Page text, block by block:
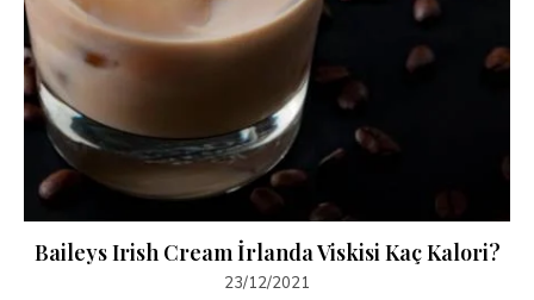
Baileys Irish Cream İrlanda Viskisi Kaç Kalori?
23/12/2021